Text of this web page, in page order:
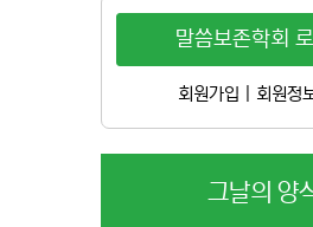
말씀보존학회
회원가입 회원정
그날의 양